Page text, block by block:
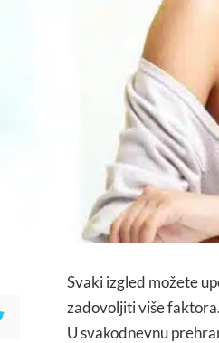
Svaki izgled možete
zadovoljiti više
U svakodnevnu